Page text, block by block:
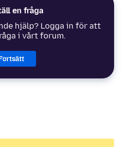
en fråga
hjälp? Logga in för att
i vårt forum.